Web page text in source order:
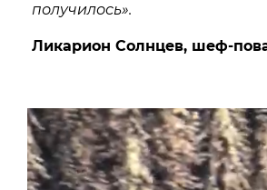
получилось».
Ликарион Солнцев, шеф-